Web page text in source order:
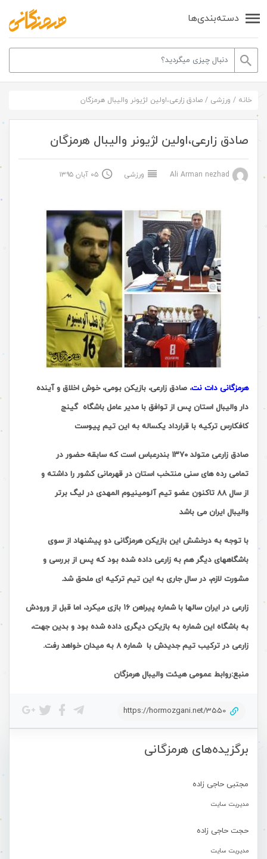
دسته‌بندی‌ها
برگزیده‌های هرمزگانی
مجتبی حاجی زاده
مدیریت سایت
حجت حاجی زاده
مدیریت سایت
خانه / ورزشی / صادق زارعی،اولین لژیونر والیبال هرمزگان
صادق زارعی،اولین لژیونر والیبال هرمزگان
ورزشی ۰۵ آبان ۱۳۹۵
هرمزگانی دات نت، صادق زارعی، بازیکن بومی، خوش اخلاق و آینده
دار والیبال استان پس از توافق با مدیر عامل باشگاه گینج
کافکارس ترکیه با قرارداد یکساله به این تیم پیوست
صادق زارعی متولد ١٣٧٠ بندرعباس است که سابقه حضور در
تمامی رده های سنی منتخب استان در قهرمانی کشور را داشته و
از سال ٨٨ تاکنون عضو تیم آلومینیوم المهدی در لیگ برتر
والیبال ایران می باشد
با توجه به درخشش این بازیکن هرمزگانی دو پیشنهاد از سوی
باشگاههای دیگر هم به زارعی داده شده بود که پس از بررسی و
مشورت لازم، در سال جاری به این تیم ترکیه ای ملحق شد.
زارعی در ایران سالها با شماره پیراهن ١۶ بازی میکرد، اما قبل از ورودش
به باشگاه این شماره به بازیکن دیگری داده شده بود و بدین جهت،
زارعی در ترکیب تیم جدیدش با شماره ٨ به میدان خواهد رفت.
منبع:روابط عمومی هیئت والیبال هرمزگان
https://hormozgani.net/3550